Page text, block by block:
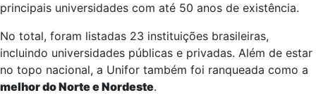
principais universidades com até 50 anos de existência.
No total, foram listadas 23 instituições brasileiras,
incluindo universidades públicas e privadas. Além de estar
no topo nacional, a Unifor também foi ranqueada como a
melhor do Norte e Nordeste.